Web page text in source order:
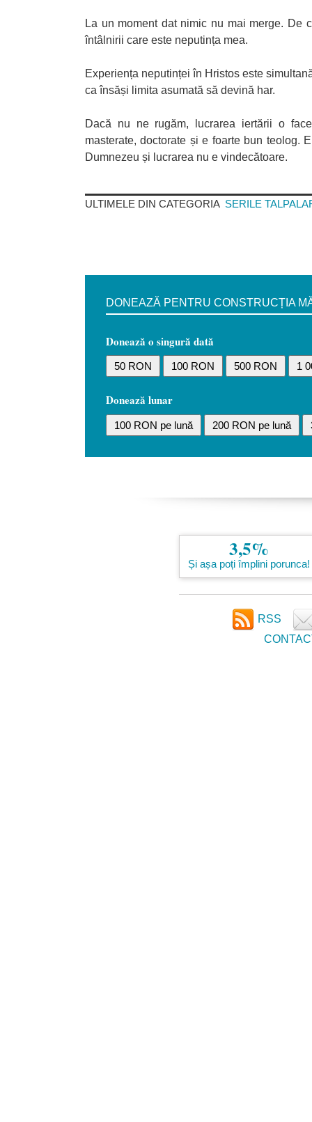
La un moment dat nimic nu mai merge. De
întâlnirii care este neputința mea.
Experiența neputinței în Hristos este
ca însăși limita asumată să devină har.
Dacă nu ne rugăm, lucrarea iertării o
masterate, doctorate și e foarte bun teolog.
Dumnezeu și lucrarea nu e vindecătoare.
ULTIMELE DIN CATEGORIA SERILE
DONEAZĂ PENTRU CONSTRUCȚIA
Donează o singură dată
50 RON 100 RON 500 RON 1
Donează lunar
100 RON pe lună 200 RON pe lună
3,5%
Și așa poți împlini porunca!
RSS